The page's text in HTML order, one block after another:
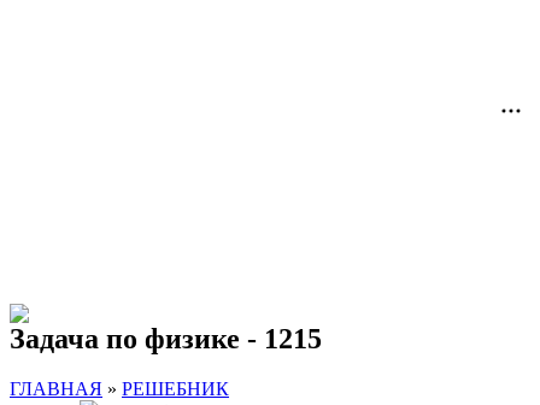
Задача по физике - 1215
ГЛАВНАЯ » РЕШЕБНИК